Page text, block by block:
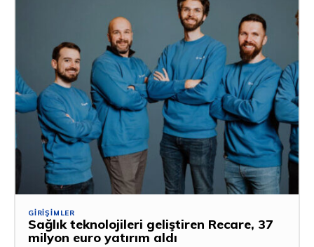
GIRIŞIMLER
Sağlık teknolojileri geliştiren Recare, 37
milyon euro yatırım aldı